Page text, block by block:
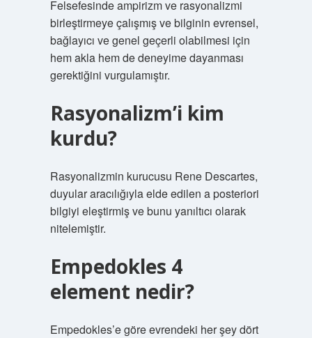
Felsefesinde ampirizm ve rasyonalizmi
birleştirmeye çalışmış ve bilginin evrensel,
bağlayıcı ve genel geçerli olabilmesi için
hem akla hem de deneyime dayanması
gerektiğini vurgulamıştır.
Rasyonalizm’i kim
kurdu?
Rasyonalizmin kurucusu Rene Descartes,
duyular aracılığıyla elde edilen a posteriori
bilgiyi eleştirmiş ve bunu yanıltıcı olarak
nitelemiştir.
Empedokles 4
element nedir?
Empedokles’e göre evrendeki her şey dört